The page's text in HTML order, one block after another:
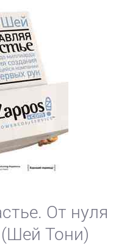
От нуля
Тони)